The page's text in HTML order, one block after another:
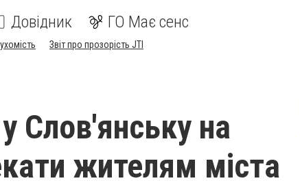
Довідник ГО Має сенс
Звіт про прозорість JTI
Слов'янську на
жителям міста